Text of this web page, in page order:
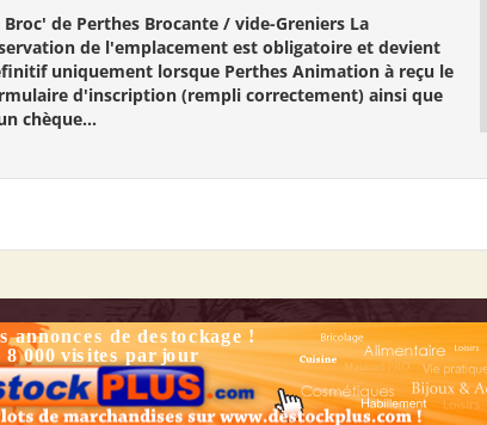
Broc' de Perthes Brocante / vide-Greniers La
de l'emplacement est obligatoire et devient
uniquement lorsque Perthes Animation à reçu le
d'inscription (rempli correctement) ainsi que
chèque...